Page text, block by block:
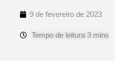
9 de fevereiro de 2023